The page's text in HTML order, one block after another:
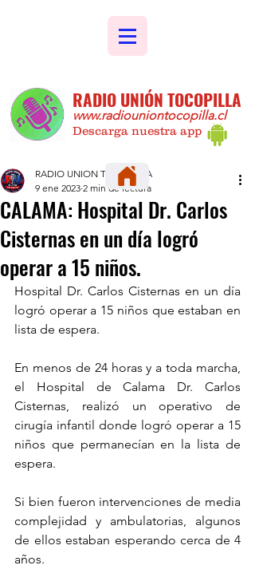
RADIO UNIÓN TOCOPILLA
www.radiouniontocopilla.cl
Descarga nuestra app
CALAMA: Hospital Dr. Carlos
Cisternas en un día logró
operar a 15 niños.
RADIO UNION TOCOPILLA
9 ene 2023 2 min de lectura
Hospital Dr. Carlos Cisternas en un día
logró operar a 15 niños que estaban en
lista de espera.
En menos de 24 horas y a toda marcha,
el Hospital de Calama Dr. Carlos
Cisternas, realizó un operativo de
cirugía infantil donde logró operar a 15
niños que permanecían en la lista de
espera.
Si bien fueron intervenciones de media
complejidad y ambulatorias, algunos
de ellos estaban esperando cerca de 4
años.